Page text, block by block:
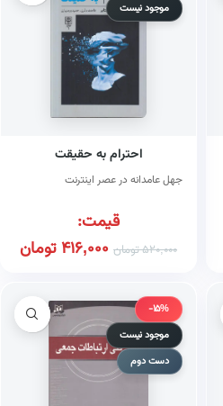
موجود نیست
احترام به حقیقت
جهل عامدانه در عصر اینترنت
قیمت:
520,000تومان 416,000تومان
-15%
موجود نیست
دست دوم